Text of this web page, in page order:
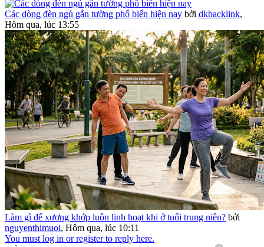
Các dòng đèn ngủ gắn tường phổ biến hiện nay bởi dkbacklink,
Hôm qua, lúc 13:55
Làm gì để xương khớp luôn linh hoạt khi ở tuổi trung niên? bởi
nguyenthimuoi, Hôm qua, lúc 10:11
You must log in or register to reply here.